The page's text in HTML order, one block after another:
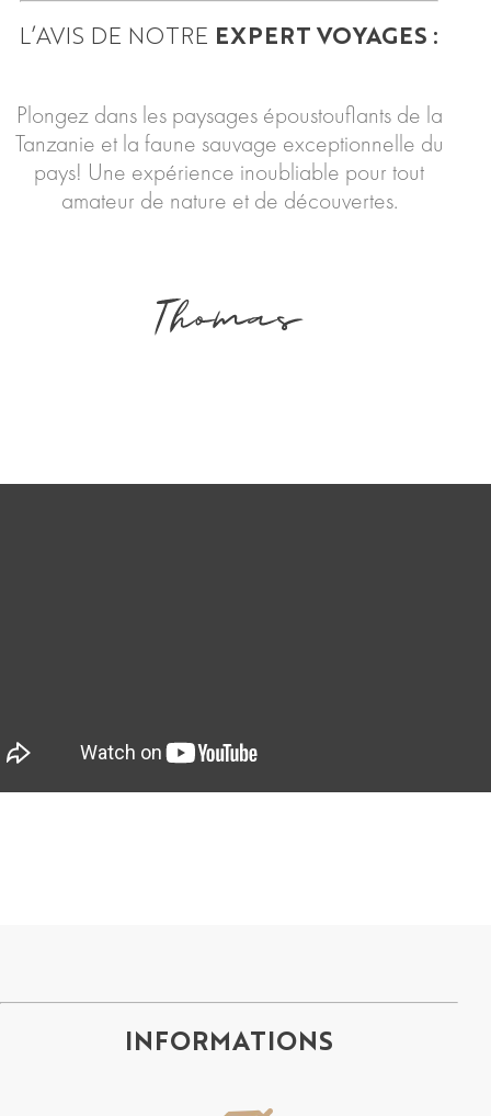
L’AVIS DE NOTRE EXPERT VOYAGES :
Plongez dans les paysages époustouflants de la
Tanzanie et la faune sauvage exceptionnelle du
pays! Une expérience inoubliable pour tout
amateur de nature et de découvertes.
INFORMATIONS